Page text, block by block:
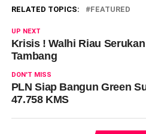
RELATED TOPICS: FEATURED
UP NEXT
Krisis ! Walhi Riau
Tambang
DON'T MISS
PLN Siap Bangun Green
47.758 KMS